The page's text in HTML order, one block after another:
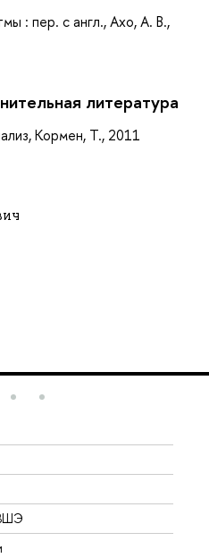
: пер. с англ., Ахо, А. В.,
литература
Кормен, Т., 2011